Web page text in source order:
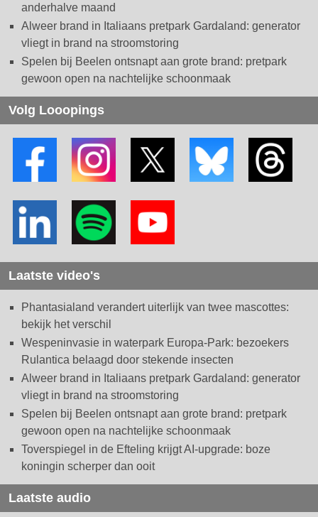
anderhalve maand
Alweer brand in Italiaans pretpark Gardaland: generator
vliegt in brand na stroomstoring
Spelen bij Beelen ontsnapt aan grote brand: pretpark
gewoon open na nachtelijke schoonmaak
Volg Looopings
Laatste video's
Phantasialand verandert uiterlijk van twee mascottes:
bekijk het verschil
Wespeninvasie in waterpark Europa-Park: bezoekers
Rulantica belaagd door stekende insecten
Alweer brand in Italiaans pretpark Gardaland: generator
vliegt in brand na stroomstoring
Spelen bij Beelen ontsnapt aan grote brand: pretpark
gewoon open na nachtelijke schoonmaak
Toverspiegel in de Efteling krijgt AI-upgrade: boze
koningin scherper dan ooit
Laatste audio